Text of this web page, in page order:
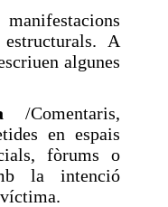
A
algunes
/Comentaris,
en espais
fòrums o
la intenció